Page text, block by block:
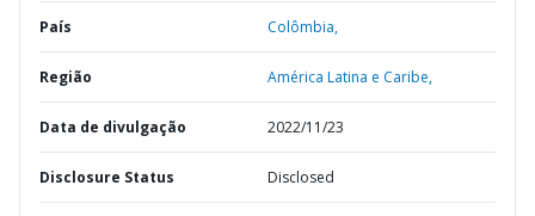
País Colômbia,
Região América Latina e Caribe,
Data de divulgação 2022/11/23
Disclosure Status Disclosed